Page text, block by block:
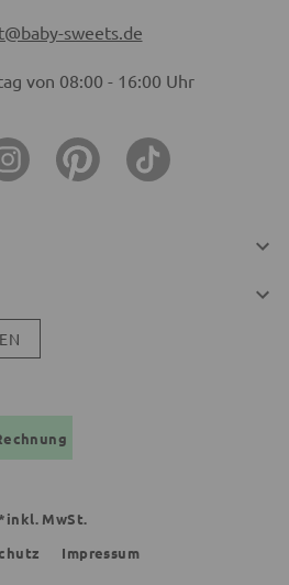
sweets.de
von 08:00 - 16:00 Uhr
MwSt.
Impressum